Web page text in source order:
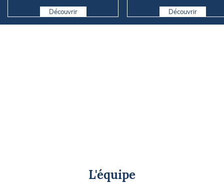
Découvrir Découvrir
L'équipe